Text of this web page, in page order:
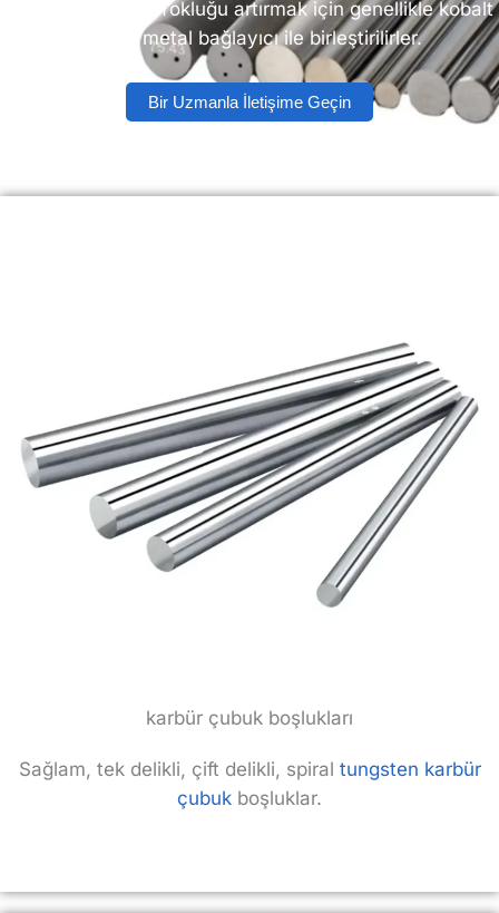
ideal hale getirir. Tokluğu artırmak için genellikle kobalt
gibi bir metal bağlayıcı ile birleştirilirler.
Bir Uzmanla İletişime Geçin
karbür çubuk boşlukları
Sağlam, tek delikli, çift delikli, spiral tungsten karbür
çubuk boşluklar.